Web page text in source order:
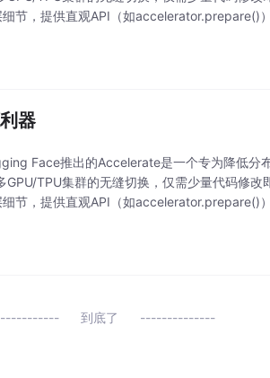
节，提供直观API（如accelerator.prepare()
器
Face推出的Accelerate是一个专为降低分
TPU集群的无缝切换，仅需少量代码修改
节，提供直观API（如accelerator.prepare()
到底了